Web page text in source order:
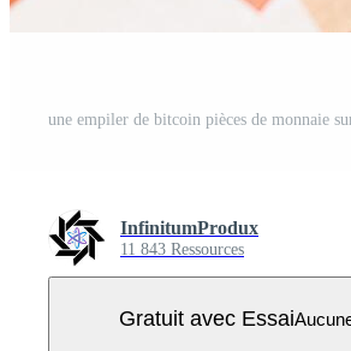
InfinitumProdux
11 843 Ressources
Gratuit avec Essai